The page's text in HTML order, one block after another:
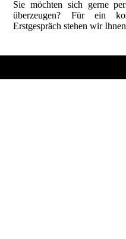
Sie möchten sich gerne
überzeugen? Für ein
Erstgespräch stehen wir